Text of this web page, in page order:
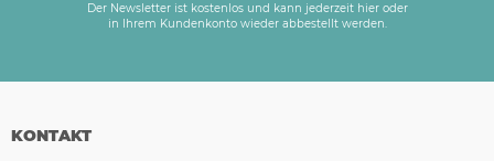
Der Newsletter ist kostenlos und kann jederzeit hier oder
in Ihrem Kundenkonto wieder abbestellt werden.
KONTAKT